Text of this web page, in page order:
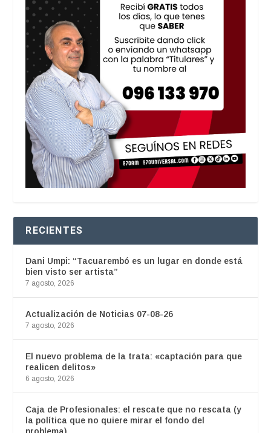
RECIENTES
Dani Umpi: “Tacuarembó es un lugar en donde está
bien visto ser artista”
7 agosto, 2026
Actualización de Noticias 07-08-26
7 agosto, 2026
El nuevo problema de la trata: «captación para que
realicen delitos»
6 agosto, 2026
Caja de Profesionales: el rescate que no rescata (y
la política que no quiere mirar el fondo del